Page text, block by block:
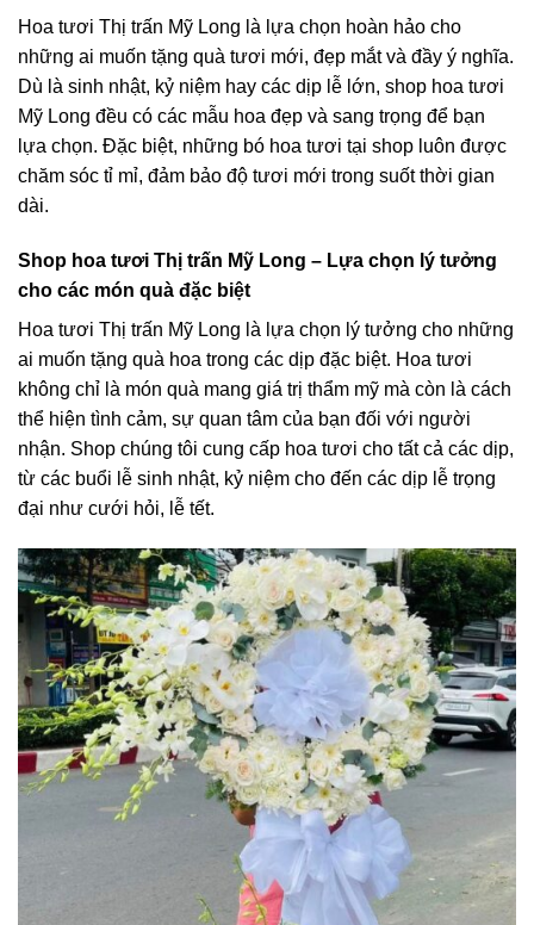
Hoa tươi Thị trấn Mỹ Long là lựa chọn hoàn hảo cho
những ai muốn tặng quà tươi mới, đẹp mắt và đầy ý nghĩa.
Dù là sinh nhật, kỷ niệm hay các dịp lễ lớn, shop hoa tươi
Mỹ Long đều có các mẫu hoa đẹp và sang trọng để bạn
lựa chọn. Đặc biệt, những bó hoa tươi tại shop luôn được
chăm sóc tỉ mỉ, đảm bảo độ tươi mới trong suốt thời gian
dài.
Shop hoa tươi Thị trấn Mỹ Long – Lựa chọn lý tưởng
cho các món quà đặc biệt
Hoa tươi Thị trấn Mỹ Long là lựa chọn lý tưởng cho những
ai muốn tặng quà hoa trong các dịp đặc biệt. Hoa tươi
không chỉ là món quà mang giá trị thẩm mỹ mà còn là cách
thể hiện tình cảm, sự quan tâm của bạn đối với người
nhận. Shop chúng tôi cung cấp hoa tươi cho tất cả các dịp,
từ các buổi lễ sinh nhật, kỷ niệm cho đến các dịp lễ trọng
đại như cưới hỏi, lễ tết.